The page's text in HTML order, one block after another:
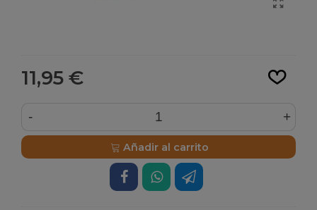
11,95 €
- +
Añadir al carrito